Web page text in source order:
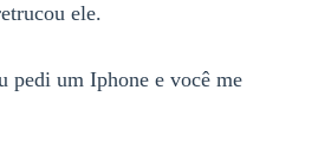
ele.
pedi um Iphone e você me